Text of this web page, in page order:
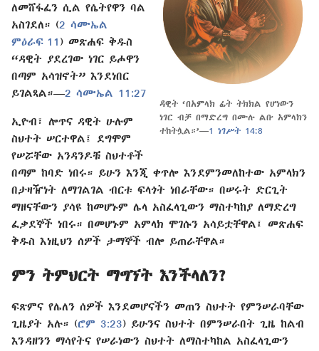
ዳዊት ‘በአምላክ ፊት ትክክል የሆነውን
ነገር ብቻ በማድረግ በሙሉ ልቡ አምላክን
ተከትሏል።’—1 ነገሥት 14:8
ለመሸፋፈን ሲል የሴትየዋን ባል
አስገደለ። (2 ሳሙኤል
ምዕራፍ 11 ) መጽሐፍ ቅዱስ
“ዳዊት ያደረገው ነገር ይሖዋን
በጣም አሳዝኖት” እንደነበር
ይገልጻል።—2 ሳሙኤል 11:27
ኢዮብ፣ ሎጥና ዳዊት ሁሉም
ስህተት ሠርተዋል፤ ደግሞም
የሠሯቸው አንዳንዶቹ ስህተቶች
በጣም ከባድ ነበሩ። ይሁን እንጂ ቀጥሎ እንደምንመለከተው አምላክን
በታዛዥነት ለማገልገል ብርቱ ፍላጎት ነበራቸው። በሠሩት ድርጊት
ማዘናቸውን ያሳዩ ከመሆኑም ሌላ አስፈላጊውን ማስተካከያ ለማድረግ
ፈቃደኞች ነበሩ። በመሆኑም አምላክ ሞገሱን አሳይቷቸዋል፤ መጽሐፍ
ቅዱስ እነዚህን ሰዎች ታማኞች ብሎ ይጠራቸዋል።
ምን ትምህርት ማግኘት እንችላለን?
ፍጽምና የሌለን ሰዎች እንደመሆናችን መጠን ስህተት የምንሠራባቸው
ጊዜያት አሉ። (ሮም 3:23) ይሁንና ስህተት በምንሠራበት ጊዜ ከልብ
እንዳዘንን ማሳየትና የሠራነውን ስህተት ለማስተካከል አስፈላጊውን